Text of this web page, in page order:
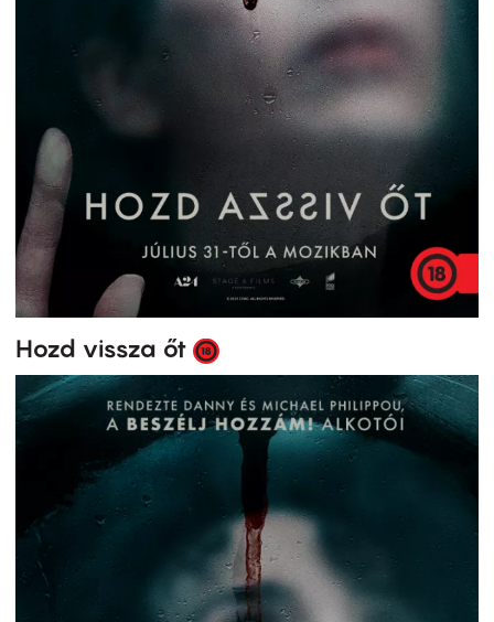
Hozd vissza őt